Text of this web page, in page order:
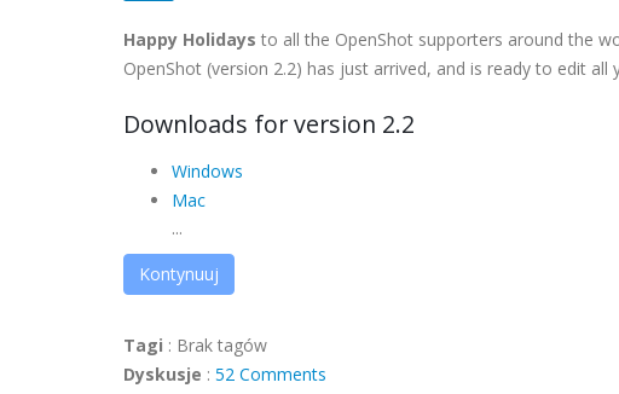
Happy Holidays to all the OpenShot supporters around the
OpenShot (version 2.2) has just arrived, and is ready to edit
Downloads for version 2.2
Windows
Mac
...
Kontynuuj
Tagi : Brak tagów
Dyskusje : 52 Comments